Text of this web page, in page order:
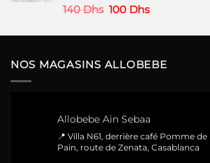
140Dhs Le
initial
140 Dhs.
100 DhsLe
actuel
100 Dhs.
NOS MAGASINS ALLOBEBE
Allobebe Ain Sebaa
📍 Villa N61, derrière café Pomme de
Pain, route de Zenata, Casablanca